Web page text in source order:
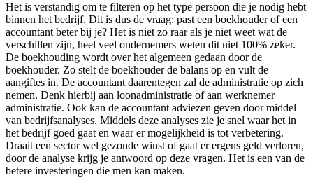
Het is verstandig om te filteren op het type persoon die je nodig hebt
binnen het bedrijf. Dit is dus de vraag: past een boekhouder of een
accountant beter bij je? Het is niet zo raar als je niet weet wat de
verschillen zijn, heel veel ondernemers weten dit niet 100% zeker.
De boekhouding wordt over het algemeen gedaan door de
boekhouder. Zo stelt de boekhouder de balans op en vult de
aangiftes in. De accountant daarentegen zal de administratie op zich
nemen. Denk hierbij aan loonadministratie of aan werknemer
administratie. Ook kan de accountant adviezen geven door middel
van bedrijfsanalyses. Middels deze analyses zie je snel waar het in
het bedrijf goed gaat en waar er mogelijkheid is tot verbetering.
Draait een sector wel gezonde winst of gaat er ergens geld verloren,
door de analyse krijg je antwoord op deze vragen. Het is een van de
betere investeringen die men kan maken.